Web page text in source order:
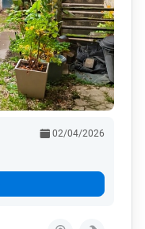
02/04/2026